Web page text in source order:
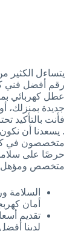
يتساءل الكثير
عطل كهربائي
جديدة بمنزلك،
فأنت بالتأكيد
. يسعدنا أن
متخصصون في
حرصًا على
متخصص ومؤهل
السلامة
أمان
تقديم
لدينا